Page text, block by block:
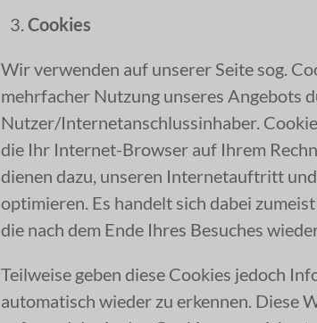
Cookies
Wir verwenden auf unserer Seite sog.
mehrfacher Nutzung unseres Angebots
Nutzer/Internetanschlussinhaber.
die Ihr Internet-Browser auf Ihrem
dienen dazu, unseren Internetauftritt
optimieren. Es handelt sich dabei
die nach dem Ende Ihres Besuches
Teilweise geben diese Cookies jedoch
automatisch wieder zu erkennen. Diese